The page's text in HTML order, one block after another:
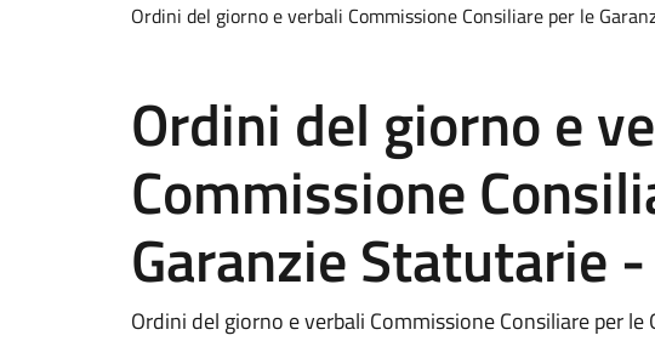
Ordini del giorno e verbali Commissione Consiliare per le
Ordini del giorno e
Commissione
Garanzie Statutarie
Ordini del giorno e verbali Commissione Consiliare per